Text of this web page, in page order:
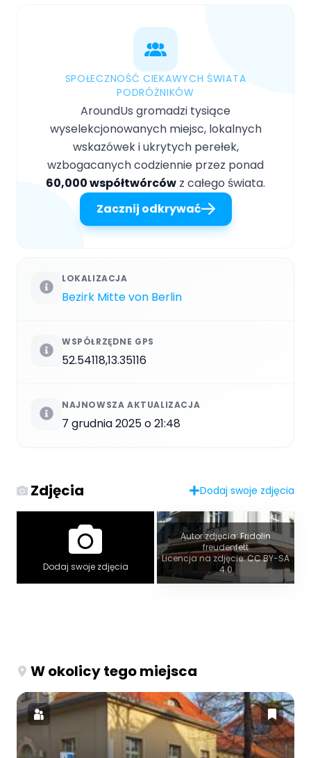
SPOŁECZNOŚĆ CIEKAWYCH ŚWIATA
PODRÓŻNIKÓW
AroundUs gromadzi tysiące
wyselekcjonowanych miejsc, lokalnych
wskazówek i ukrytych perełek,
wzbogacanych codziennie przez ponad
60,000 współtwórców z całego świata.
Zacznij odkrywać
LOKALIZACJA
Bezirk Mitte von Berlin
WSPÓŁRZĘDNE GPS
52.54118,13.35116
NAJNOWSZA AKTUALIZACJA
7 grudnia 2025 o 21:48
Zdjęcia Dodaj swoje zdjęcia
Dodaj swoje zdjęcia
Autor zdjęcia: Fridolin
freudenfett
Licencja na zdjęcie: CC BY-SA
4.0
W okolicy tego miejsca